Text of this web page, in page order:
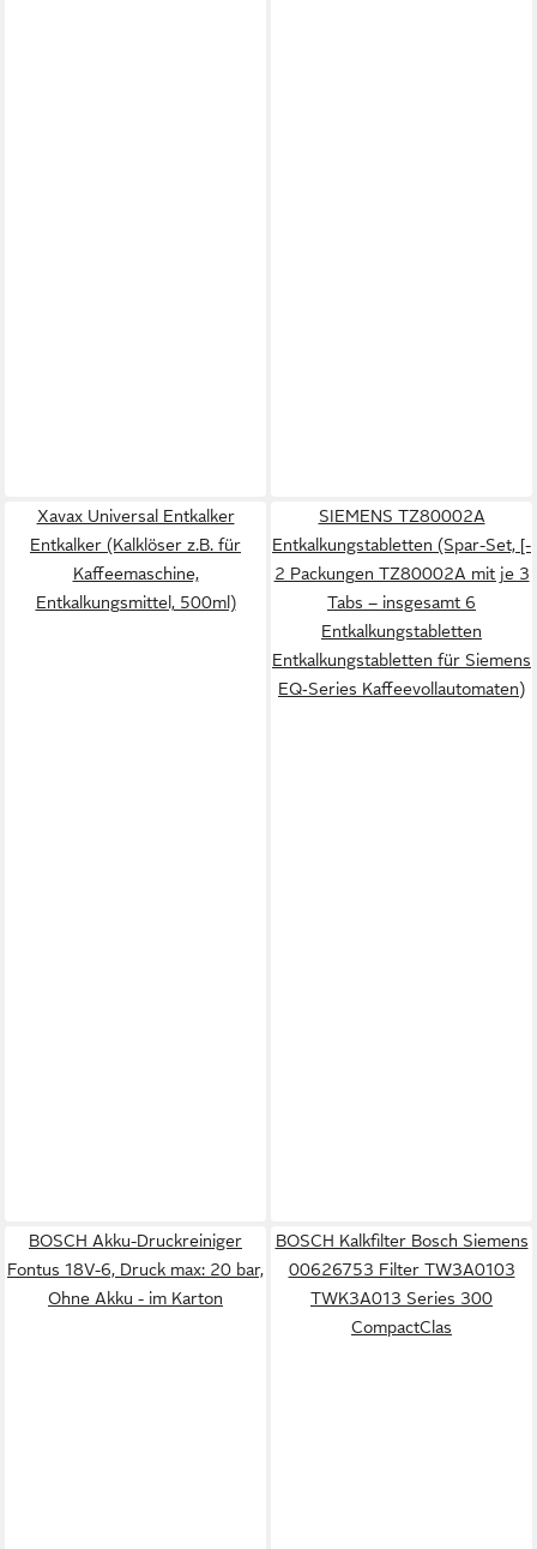
Xavax Universal Entkalker
Entkalker (Kalklöser z.B. für
Kaffeemaschine,
Entkalkungsmittel, 500ml)
SIEMENS TZ80002A
Entkalkungstabletten (Spar-Set, [-
2 Packungen TZ80002A mit je 3
Tabs – insgesamt 6
Entkalkungstabletten
Entkalkungstabletten für Siemens
EQ‑Series Kaffeevollautomaten)
BOSCH Akku-Druckreiniger
Fontus 18V-6, Druck max: 20 bar,
Ohne Akku - im Karton
BOSCH Kalkfilter Bosch Siemens
00626753 Filter TW3A0103
TWK3A013 Series 300
CompactClas